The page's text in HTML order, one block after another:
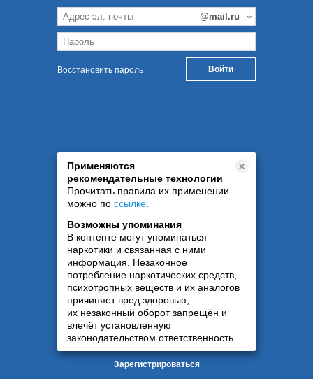
Восстановить пароль
Применяются
рекомендательные технологии
Прочитать правила их применении
можно по ссылке
Возможны упоминания
В контенте могут упоминаться
наркотики и связанная с ними
информация. Незаконное
потребление наркотических средств,
психотропных веществ и их аналогов
причиняет вред здоровью,
их незаконный оборот запрещён и
влечёт установленную
законодательством ответственность
Зарегистрироваться